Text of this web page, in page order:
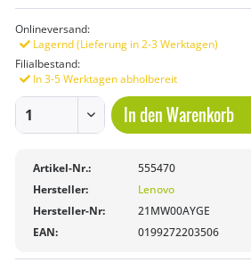
Onlineversand:
Lagernd (Lieferung in 2-3 Werktagen)
Filialbestand:
In 3-5 Werktagen abholbereit
In denWarenkorb
Artikel-Nr.:
555470
Hersteller:
Lenovo
Hersteller-Nr:
21MW00AYGE
EAN:
0199272203506